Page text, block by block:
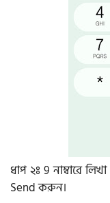
ধাপ ২ঃ 9 নাম্বারে
Send করুন।